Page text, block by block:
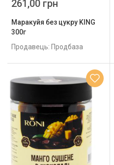
Маракуйя без цукру KING
300г
Продавець: Продбаза
261,00 грн